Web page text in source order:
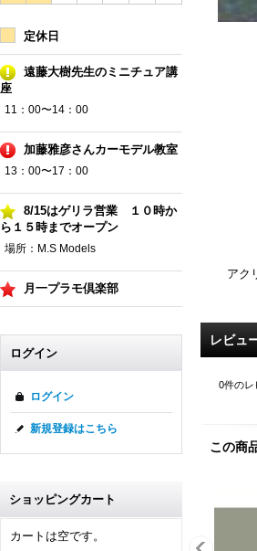
定休日
遠藤大樹先生のミニチュア講
座
11：00〜14：00
加藤雅彦さんカーモデル教室
13：00〜17：00
8/15はゲリラ営業 １０時か
ら１５時までオープン
場所：M.S Models
月一プラモ倶楽部
ログイン
ログイン
新規登録はこちら
ショッピングカート
カートは空です。
アク
レビュ
0件のレ
この商